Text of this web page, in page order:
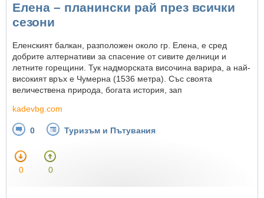
Елена – планински рай през всички
сезони
Еленският балкан, разположен около гр. Елена, е сред
добрите алтернативи за спасение от сивите делници и
летните горещини. Тук надморската височина варира, а най-
високият връх е Чумерна (1536 метра). Със своята
величествена природа, богата история, зап
kadevbg.com
0 Туризъм и Пътувания
0 0